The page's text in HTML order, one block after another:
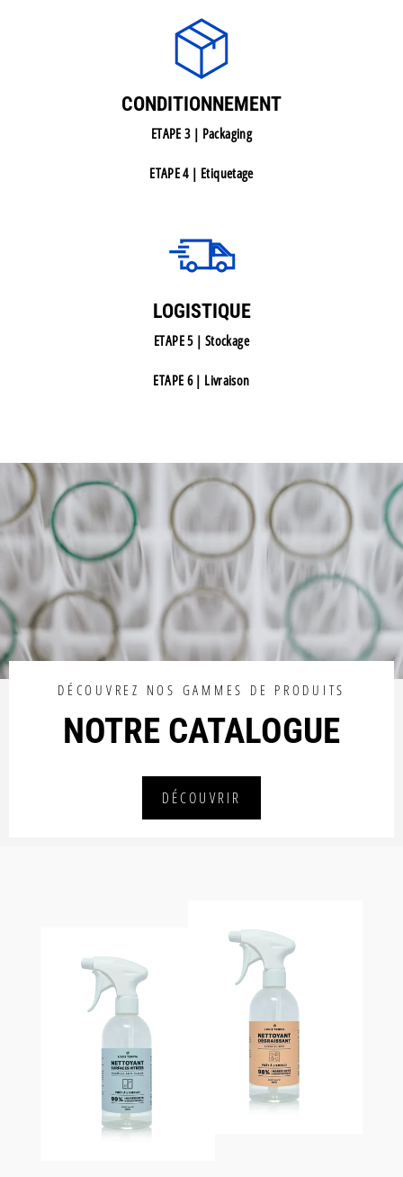
CONDITIONNEMENT
ETAPE 3 | Packaging
ETAPE 4 | Etiquetage
LOGISTIQUE
ETAPE 5 | Stockage
ETAPE 6 | Livraison
DÉCOUVREZ NOS GAMMES DE PRODUITS
NOTRE CATALOGUE
DÉCOUVRIR